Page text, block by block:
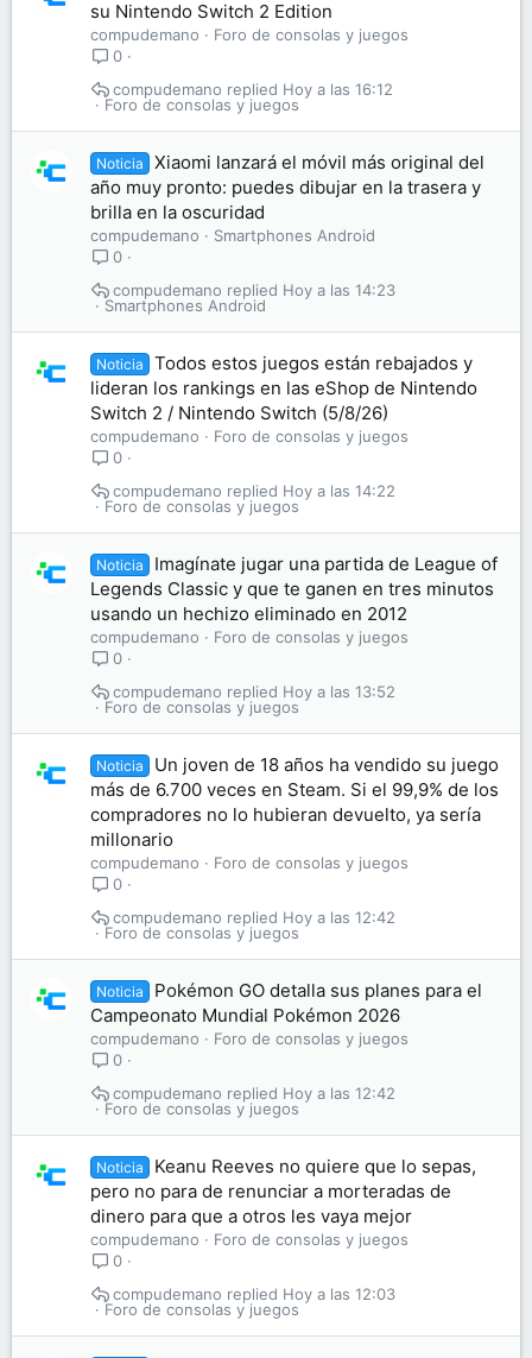
su Nintendo Switch 2 Edition
compudemano
Foro de consolas y juegos
0
Foro de consolas y juegos
Hoy a las 16:12
compudemano
Noticia
Xiaomi lanzará el móvil más original del
año muy pronto: puedes dibujar en la trasera y
brilla en la oscuridad
compudemano
Smartphones Android
0
Smartphones Android
Hoy a las 14:23
compudemano
Noticia
Todos estos juegos están rebajados y
lideran los rankings en las eShop de Nintendo
Switch 2 / Nintendo Switch (5/8/26)
compudemano
Foro de consolas y juegos
0
Foro de consolas y juegos
Hoy a las 14:22
compudemano
Noticia
Imagínate jugar una partida de League of
Legends Classic y que te ganen en tres minutos
usando un hechizo eliminado en 2012
compudemano
Foro de consolas y juegos
0
Foro de consolas y juegos
Hoy a las 13:52
compudemano
Noticia
Un joven de 18 años ha vendido su juego
más de 6.700 veces en Steam. Si el 99,9% de los
compradores no lo hubieran devuelto, ya sería
millonario
compudemano
Foro de consolas y juegos
0
Foro de consolas y juegos
Hoy a las 12:42
compudemano
Noticia
Pokémon GO detalla sus planes para el
Campeonato Mundial Pokémon 2026
compudemano
Foro de consolas y juegos
0
Foro de consolas y juegos
Hoy a las 12:42
compudemano
Noticia
Keanu Reeves no quiere que lo sepas,
pero no para de renunciar a morteradas de
dinero para que a otros les vaya mejor
compudemano
Foro de consolas y juegos
0
Foro de consolas y juegos
Hoy a las 12:03
compudemano